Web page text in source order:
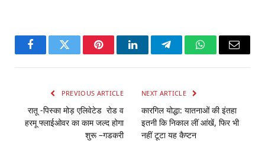
FacebookTwitter PinterestLinkedInTelegramWhatsApp
Email
PREVIOUS ARTICLE
रातू -पिस्का मोड़ एलिवेटेड रोड व
हरमू फ्लाईओवर का काम जल्द होगा
शुरू –गडकरी
NEXT ARTICLE
कारगिल योद्धा: यातनाओं की इंतहा
इतनी कि निकाल लीं आंखें, फिर भी
नहीं टूटा यह कैप्टन